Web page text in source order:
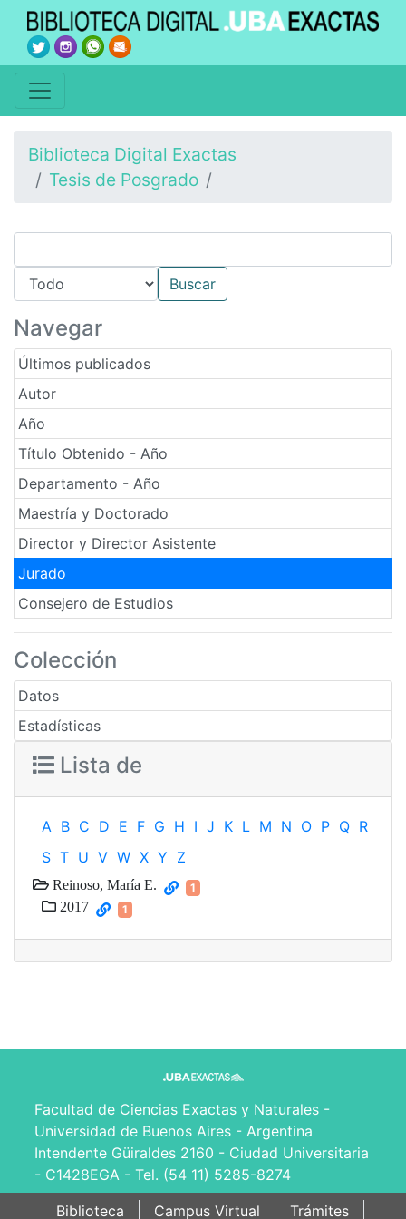
Biblioteca Digital Exactas
Tesis de Posgrado
Navegar
Últimos publicados
Autor
Año
Título Obtenido - Año
Departamento - Año
Maestría y Doctorado
Director y Director Asistente
Jurado
Consejero de Estudios
Colección
Datos
Estadísticas
Lista de
A B C D E F G H I J K L M N O P Q R
S T U V W X Y Z
Reinoso, María E. 1
2017 1
Facultad de Ciencias Exactas y Naturales -
Universidad de Buenos Aires - Argentina
Intendente Güiraldes 2160 - Ciudad Universitaria
- C1428EGA - Tel. (54 11) 5285-8274
Biblioteca
Campus Virtual Trámites